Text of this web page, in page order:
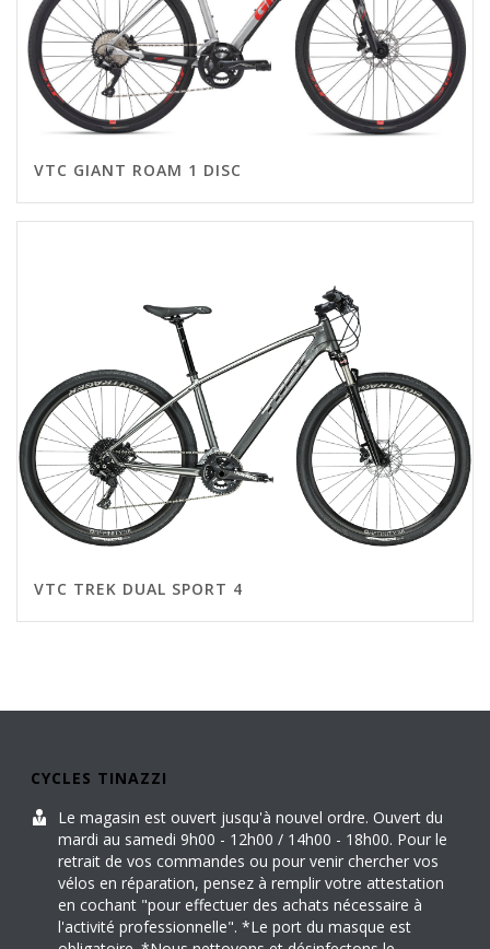
VTC GIANT ROAM 1 DISC
VTC TREK DUAL SPORT 4
CYCLES TINAZZI
Le magasin est ouvert jusqu'à nouvel ordre. Ouvert du
mardi au samedi 9h00 - 12h00 / 14h00 - 18h00. Pour le
retrait de vos commandes ou pour venir chercher vos
vélos en réparation, pensez à remplir votre attestation
en cochant "pour effectuer des achats nécessaire à
l'activité professionnelle". *Le port du masque est